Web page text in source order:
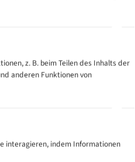
Zähne pro
Zoll (ZpZ))
z. B. beim Teilen des Inhalts der
anderen Funktionen von
interagieren, indem Informationen